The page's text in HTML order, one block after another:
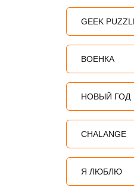
GEEK
ВОЕНКА
НОВЫЙ ГОД
CHALANGE
Я ЛЮБЛЮ